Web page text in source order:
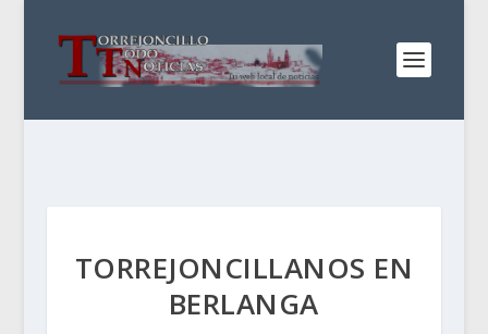
TORREJONCILLANOS EN
BERLANGA